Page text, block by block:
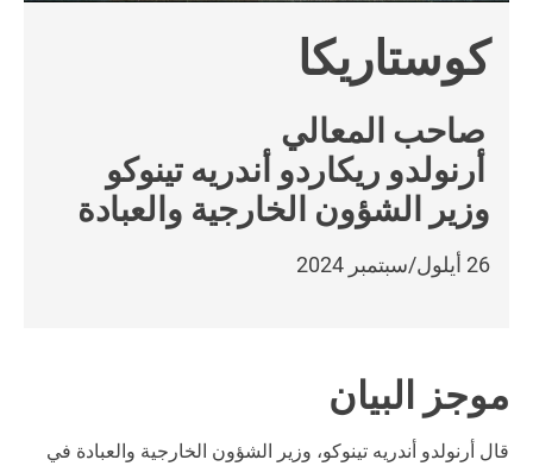
كوستاريكا
صاحب المعالي
أرنولدو ريكاردو أندريه تينوكو
وزير الشؤون الخارجية والعبادة
26 أيلول/سبتمبر 2024
موجز البيان
قال أرنولدو أندريه تينوكو، وزير الشؤون الخارجية والعبادة في